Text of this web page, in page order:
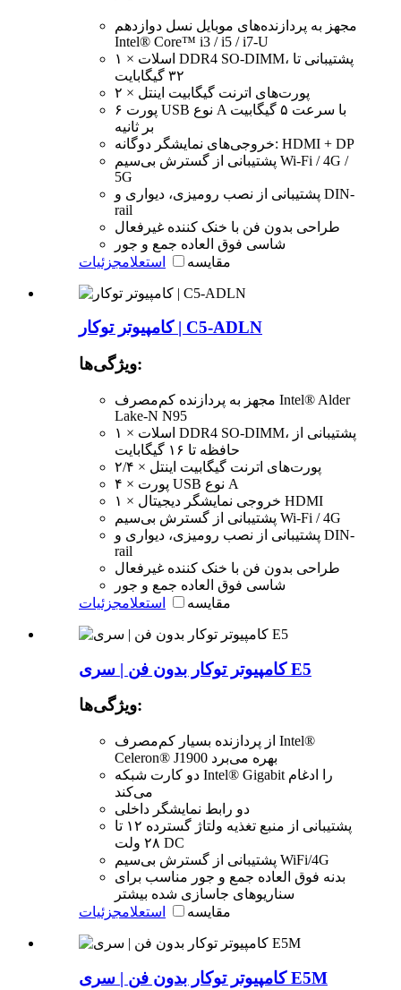
مجهز به پردازنده‌های موبایل نسل دوازدهم
Intel® Core™ i3 / i5 / i7-U
۱ × اسلات DDR4 SO-DIMM، پشتیبانی تا
۳۲ گیگابایت
۲ × پورت‌های اترنت گیگابیت اینتل
۶ پورت USB نوع A با سرعت ۵ گیگابیت
بر ثانیه
خروجی‌های نمایشگر دوگانه: HDMI + DP
پشتیبانی از گسترش بی‌سیم Wi-Fi / 4G /
5G
پشتیبانی از نصب رومیزی، دیواری و DIN-
rail
طراحی بدون فن با خنک کننده غیرفعال
شاسی فوق العاده جمع و جور
مقایسه
استعلامجزئیات
کامپیوتر توکار | C5-ADLN
ویژگی‌ها:
مجهز به پردازنده کم‌مصرف Intel® Alder
Lake-N N95
۱ × اسلات DDR4 SO-DIMM، پشتیبانی از
حافظه تا ۱۶ گیگابایت
۲/۴ × پورت‌های اترنت گیگابیت اینتل
۴ × پورت USB نوع A
۱ × خروجی نمایشگر دیجیتال HDMI
پشتیبانی از گسترش بی‌سیم Wi-Fi / 4G
پشتیبانی از نصب رومیزی، دیواری و DIN-
rail
طراحی بدون فن با خنک کننده غیرفعال
شاسی فوق العاده جمع و جور
مقایسه
استعلامجزئیات
کامپیوتر توکار بدون فن | سری E5
ویژگی‌ها:
از پردازنده بسیار کم‌مصرف Intel®
Celeron® J1900 بهره می‌برد
دو کارت شبکه Intel® Gigabit را ادغام
می‌کند
دو رابط نمایشگر داخلی
پشتیبانی از منبع تغذیه ولتاژ گسترده ۱۲ تا
۲۸ ولت DC
پشتیبانی از گسترش بی‌سیم WiFi/4G
بدنه فوق العاده جمع و جور مناسب برای
سناریوهای جاسازی شده بیشتر
مقایسه
استعلامجزئیات
کامپیوتر توکار بدون فن | سری E5M